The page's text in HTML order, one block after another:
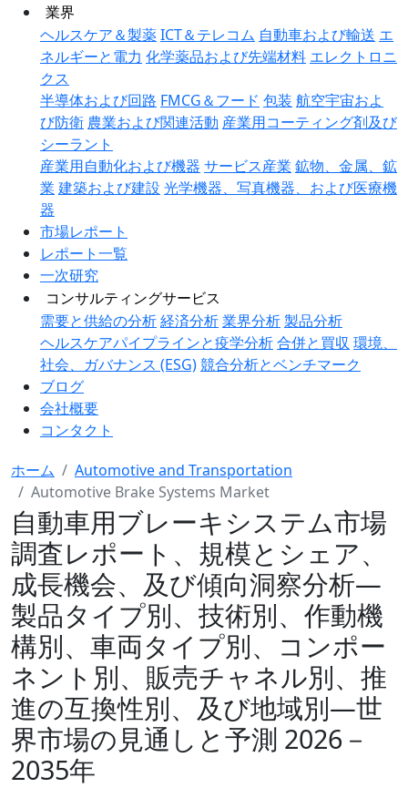
業界
ヘルスケア＆製薬ICT＆テレコム 自動車および輸送 エ
ネルギーと電力 化学薬品および先端材料 エレクトロニ
クス
半導体および回路 FMCG＆フード 包装 航空宇宙およ
び防衛 農業および関連活動 産業用コーティング剤及び
シーラント
産業用自動化および機器 サービス産業 鉱物、金属、鉱
業 建築および建設 光学機器、写真機器、および医療機
器
市場レポート
レポート一覧
一次研究
コンサルティングサービス
需要と供給の分析経済分析業界分析製品分析
ヘルスケアパイプラインと疫学分析合併と買収 環境、
社会、ガバナンス (ESG)競合分析とベンチマーク
ブログ
会社概要
コンタクト
ホーム
Automotive and Transportation
Automotive Brake Systems Market
自動車用ブレーキシステム市場
調査レポート、規模とシェア、
成長機会、及び傾向洞察分析―
製品タイプ別、技術別、作動機
構別、車両タイプ別、コンポー
ネント別、販売チャネル別、推
進の互換性別、及び地域別―世
界市場の見通しと予測 2026－
2035年